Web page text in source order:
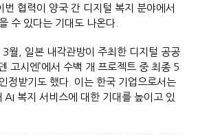
협력이 양국 간 디지털 복지 분야에서
수 있다는 기대도 나온다.
3월, 일본 내각관방이 주최한 디지털 공공
고시엔’에서 수백 개 프로젝트 중 최종 5
정받기도 했다. 이는 한국 기업으로서는
AI 복지 서비스에 대한 기대를 높이고 있